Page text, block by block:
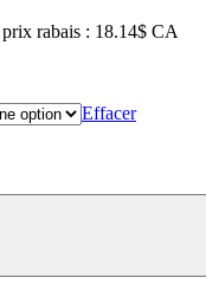
rabais : 18.14$ CA
Effacer